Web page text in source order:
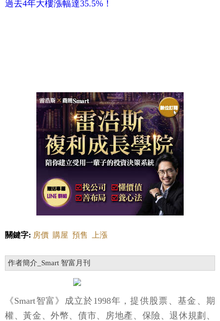
過去4年大樓漲幅達35.5%！
關鍵字: 房價 購屋 預售 上漲
作者簡介_Smart 智富月刊
《Smart智富》成立於1998年，提供股票、基金、期
權、黃金、外幣、債市、房地產、保險、退休規劃、